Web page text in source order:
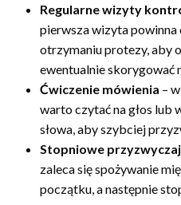
Regularne wizyty
pierwsza wizyta
otrzymaniu protezy, aby
ewentualnie skorygować
Ćwiczenie mówienia –
warto czytać na głos lub
słowa, aby szybciej
Stopniowe
zaleca się spożywanie
początku, a następnie